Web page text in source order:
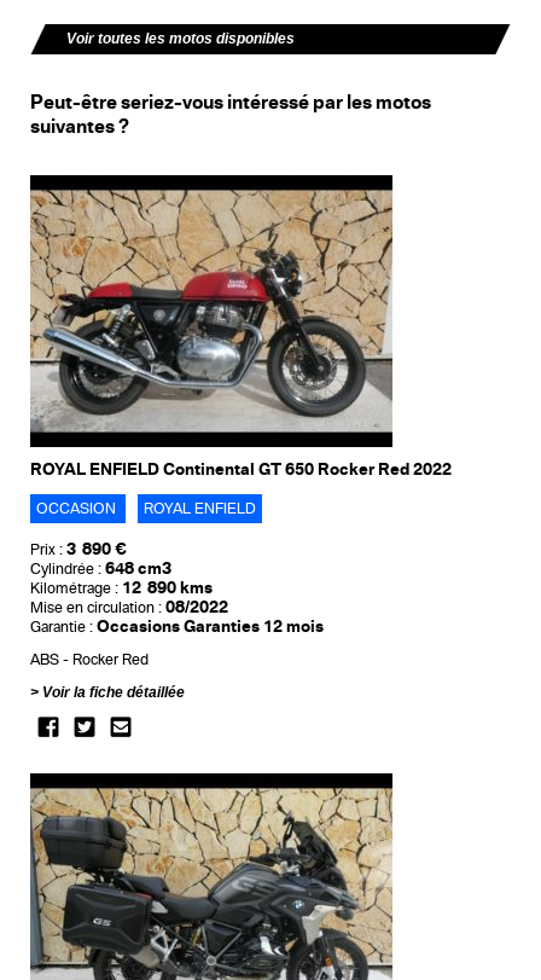
Voir toutes les motos disponibles
Peut-être seriez-vous intéressé par les motos
suivantes ?
ROYAL ENFIELD Continental GT 650 Rocker Red 2022
OCCASION ROYAL ENFIELD
Prix : 3 890 €
Cylindrée : 648 cm3
Kilométrage : 12 890 kms
Mise en circulation : 08/2022
Garantie : Occasions Garanties 12 mois
ABS
Rocker Red
Voir la fiche détaillée